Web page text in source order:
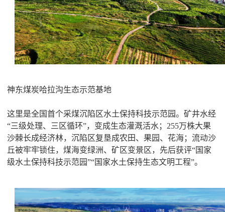
神东煤炭哈拉沟生态示范基地
这里是全国首个采煤沉陷区水土保持科技示范园。矿井水经
“三级处理、三区循环”，变成生态灌溉活水；255万株大果
沙棘长成经济林，沉陷区复垦成农田、果园、花海；流动沙
丘被牢牢锁住，煤海变绿洲、矿区变景区，先后获评“国家
级水土保持科技示范园”“国家水土保持生态文明工程”。